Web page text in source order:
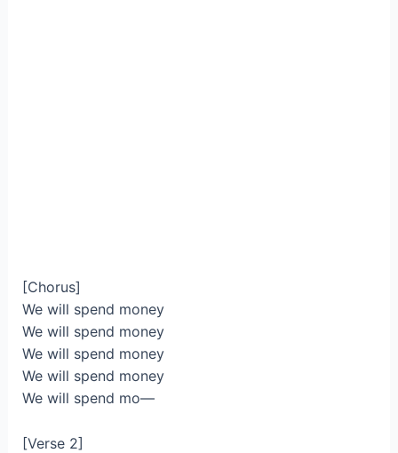
[Chorus]
We will spend money
We will spend money
We will spend money
We will spend money
We will spend mo—
[Verse 2]